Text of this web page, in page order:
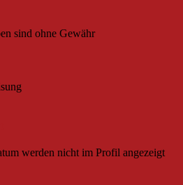
sind ohne Gewähr
werden nicht im Profil angezeigt